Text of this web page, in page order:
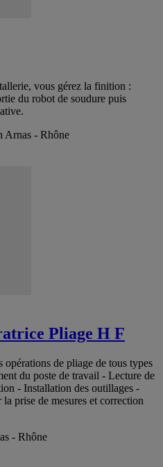
vous gérez la finition :
du robot de soudure puis
Arnas - Rhône
Pliage H F
opérations de pliage de tous types
du poste de travail - Lecture de
- Installation des outillages -
prise de mesures et correction
- Rhône